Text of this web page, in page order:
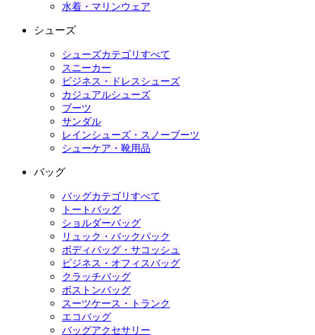
水着・マリンウェア
シューズ
シューズカテゴリすべて
スニーカー
ビジネス・ドレスシューズ
カジュアルシューズ
ブーツ
サンダル
レインシューズ・スノーブーツ
シューケア・靴用品
バッグ
バッグカテゴリすべて
トートバッグ
ショルダーバッグ
リュック・バックパック
ボディバッグ・サコッシュ
ビジネス・オフィスバッグ
クラッチバッグ
ボストンバッグ
スーツケース・トランク
エコバッグ
バッグアクセサリー